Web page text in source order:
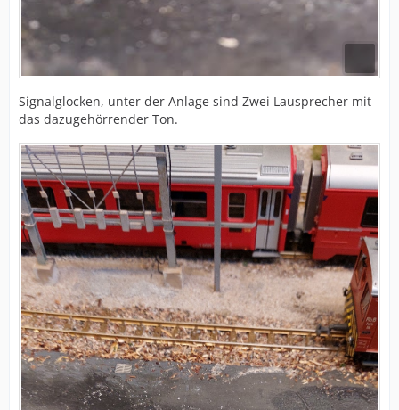
Signalglocken, unter der Anlage sind Zwei Lausprecher mit
das dazugehörrender Ton.